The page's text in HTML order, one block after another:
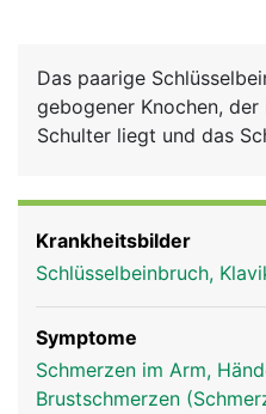
News
Rubriken
Das paarige
gebogener Knochen,
Schulter liegt und das
zusammen den
wichtige Funktion bei der
Stabilisierung des
Krankheitsbilder
Schlüsselbeinbruch,
Symptome
Schmerzen im Arm,
Brustschmerzen